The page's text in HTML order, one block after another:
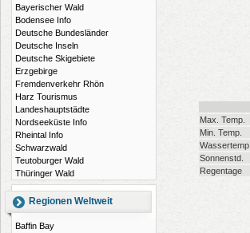
Bayerischer Wald
Bodensee Info
Deutsche Bundesländer
Deutsche Inseln
Deutsche Skigebiete
Erzgebirge
Fremdenverkehr Rhön
Harz Tourismus
Landeshauptstädte
Nordseeküste Info
Rheintal Info
Schwarzwald
Teutoburger Wald
Thüringer Wald
Regionen Weltweit
Baffin Bay
Max. Temp.
Min. Temp.
Wassertemp.
Sonnenstd.
Regentage